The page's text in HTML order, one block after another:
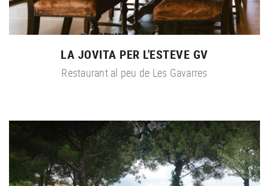
LA JOVITA PER L'ESTEVE GV
Restaurant al peu de Les Gavarres